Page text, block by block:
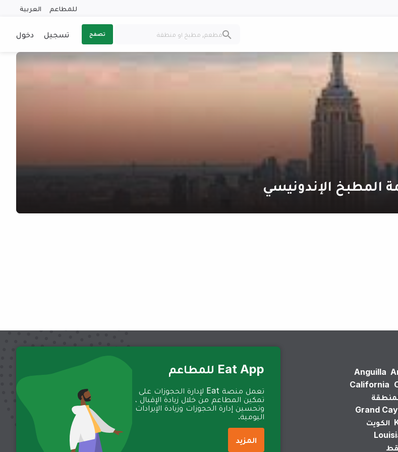
للمطاعم العربية
تصفح تسجيل دخول
المطبخ الإندونيسي
Anguilla
California
Grand
الكويت
Eat App للمطاعم
تعمل منصة Eat لإدارة الحجوزات على
تمكين المطاعم من خلال زيادة الإقبال ،
وتحسين إدارة الحجوزات وزيادة الإيرادات
اليومية.
المزيد